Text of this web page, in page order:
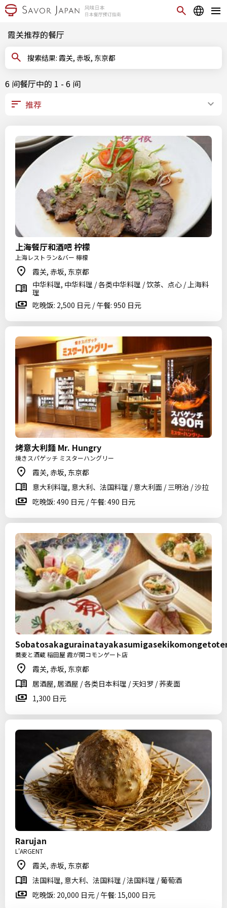
霞关推荐的餐厅
搜索结果: 霞关, 赤坂, 东京都
6 间餐厅中的 1 - 6 间
上海餐厅和酒吧 柠檬
上海レストラン&バー 檸檬
霞关, 赤坂, 东京都
中华料理, 中华料理 / 各类中华料理 / 饮茶、点心 / 上海料
理
吃晚饭: 2,500 日元 / 午餐: 950 日元
烤意大利麵 Mr. Hungry
焼きスパゲッチ ミスターハングリー
霞关, 赤坂, 东京都
意大利料理, 意大利、法国料理 / 意大利面 / 三明治 / 沙拉
吃晚饭: 490 日元 / 午餐: 490 日元
蕎麦と酒蔵 稲田屋 霞が関コモンゲート店
霞关, 赤坂, 东京都
居酒屋, 居酒屋 / 各类日本料理 / 天妇罗 / 荞麦面
1,300 日元
Rarujan
L'ARGENT
霞关, 赤坂, 东京都
法国料理, 意大利、法国料理 / 法国料理 / 葡萄酒
吃晚饭: 20,000 日元 / 午餐: 15,000 日元